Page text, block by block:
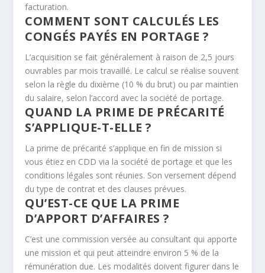
facturation.
COMMENT SONT CALCULÉS LES
CONGÉS PAYÉS EN PORTAGE ?
L’acquisition se fait généralement à raison de 2,5 jours
ouvrables par mois travaillé. Le calcul se réalise souvent
selon la règle du dixième (10 % du brut) ou par maintien
du salaire, selon l’accord avec la société de portage.
QUAND LA PRIME DE PRÉCARITÉ
S’APPLIQUE-T-ELLE ?
La prime de précarité s’applique en fin de mission si
vous étiez en CDD via la société de portage et que les
conditions légales sont réunies. Son versement dépend
du type de contrat et des clauses prévues.
QU’EST-CE QUE LA PRIME
D’APPORT D’AFFAIRES ?
C’est une commission versée au consultant qui apporte
une mission et qui peut atteindre environ 5 % de la
rémunération due. Les modalités doivent figurer dans le